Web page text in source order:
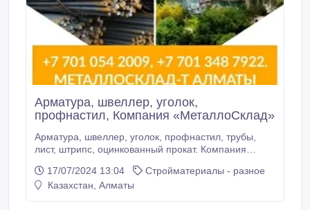
Арматура, швеллер, уголок,
профнастил, Компания «МеталлоСклад»
Арматура, швеллер, уголок, профнастил, трубы,
лист, штрипс, оцинкованный прокат. Компания
изготовлении, поставке металлопрокатных изделий
(Казахстан и Россия) из высококачественных
17/07/2024 13:04
Стройматериалы - разное
Казахстан, Алматы